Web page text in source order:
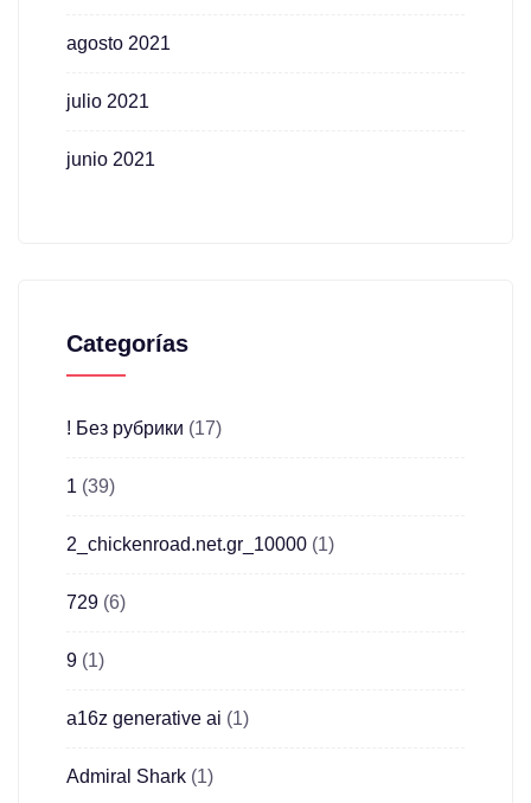
agosto 2021
julio 2021
junio 2021
Categorías
! Без рубрики (17)
1 (39)
2_chickenroad.net.gr_10000 (1)
729 (6)
9 (1)
a16z generative ai (1)
Admiral Shark (1)